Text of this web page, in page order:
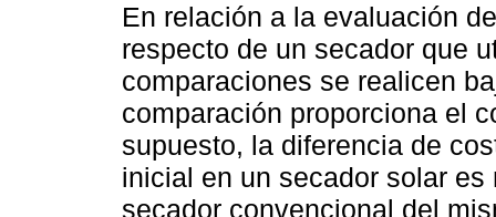
En relación a la evaluación
respecto de un secador que
comparaciones se realicen
comparación proporciona el
supuesto, la diferencia de
inicial en un secador solar
secador convencional del